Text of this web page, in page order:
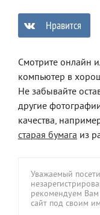
Нравится
Смотрите онлайн
компьютер в
Не забывайте
другие
качества,
старая бумага из
Уважаемый
рекомендуем Вам
сайт под своим